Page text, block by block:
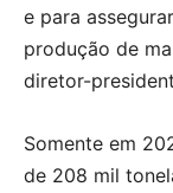
e para
produção de
diretor-
Somente em
de 208 mil